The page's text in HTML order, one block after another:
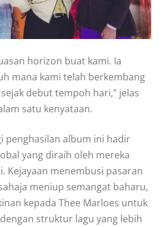
horizon buat kami. Ia
mana kami telah berkembang
debut tempoh hari,” jelas
satu kenyataan.
penghasilan album ini hadir
yang diraih oleh mereka
Kejayaan menembusi pasaran
meniup semangat baharu,
kepada Thee Marloes untuk
struktur lagu yang lebih